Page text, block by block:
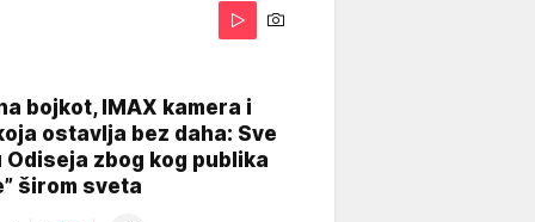
bojkot, IMAX kamera i
ostavlja bez daha: Sve
Odiseja zbog kog publika
širom sveta